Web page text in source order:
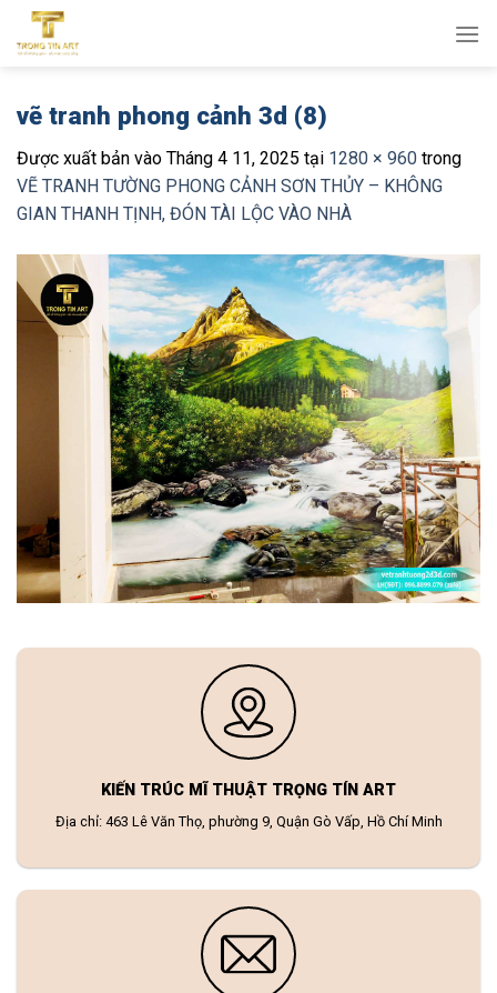
qua
vẽ tranh phong cảnh 3d (8)
Được xuất bản vào Tháng 4 11, 2025 tại 1280 × 960 trong
VẼ TRANH TƯỜNG PHONG CẢNH SƠN THỦY – KHÔNG
GIAN THANH TỊNH, ĐÓN TÀI LỘC VÀO NHÀ
KIẾN TRÚC MĨ THUẬT TRỌNG TÍN ART
Địa chỉ: 463 Lê Văn Thọ, phường 9, Quận Gò Vấp, Hồ Chí Minh